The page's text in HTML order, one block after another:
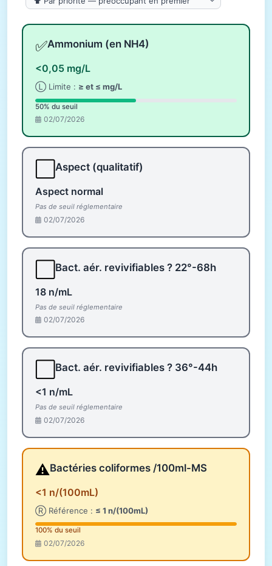
✅Ammonium (en NH4)
<0,05 mg/L
Ⓛ Limite : ≥ et ≤ mg/L
50% du seuil
02/07/2026
Aspect (qualitatif)
Aspect normal
Pas de seuil réglementaire
02/07/2026
Bact. aér. revivifiables ? 22°-68h
18 n/mL
Pas de seuil réglementaire
02/07/2026
Bact. aér. revivifiables ? 36°-44h
<1 n/mL
Pas de seuil réglementaire
02/07/2026
⚠️Bactéries coliformes /100ml-MS
<1 n/(100mL)
Ⓡ Référence : ≤ 1 n/(100mL)
100% du seuil
02/07/2026